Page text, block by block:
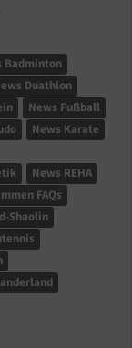
Badminton
Duathlon
News Fußball
News Karate
News REHA
FAQs
Shaolin